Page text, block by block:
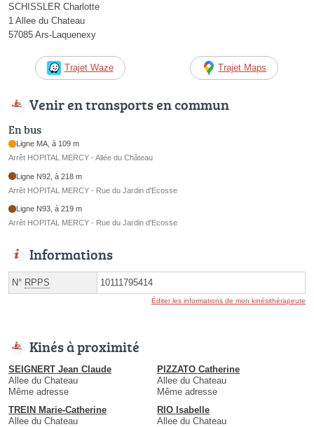
SCHISSLER Charlotte
1 Allee du Chateau
57085 Ars-Laquenexy
Trajet Waze Trajet Maps
Venir en transports en commun
En bus
Ligne MA, à 109 m
Arrêt HOPITAL MERCY - Allée du Château
Ligne N92, à 218 m
Arrêt HOPITAL MERCY - Rue du Jardin d'Ecosse
Ligne N93, à 219 m
Arrêt HOPITAL MERCY - Rue du Jardin d'Ecosse
Informations
N° RPPS 10111795414
Éditer les informations de mon kinésithérapeute
Kinés à proximité
SEIGNERT Jean Claude
Allee du Chateau
Même adresse
PIZZATO Catherine
Allee du Chateau
Même adresse
TREIN Marie-Catherine
Allee du Chateau
RIO Isabelle
Allee du Chateau